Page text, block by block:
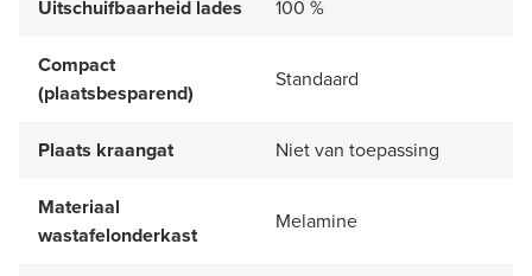
Uitschuifbaarheid lades 100 %
Compact
(plaatsbesparend)
Standaard
Plaats kraangat Niet van toepassing
Materiaal
wastafelonderkast
Melamine